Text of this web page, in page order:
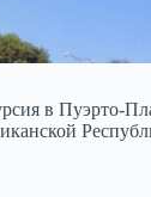
в Пуэрто-